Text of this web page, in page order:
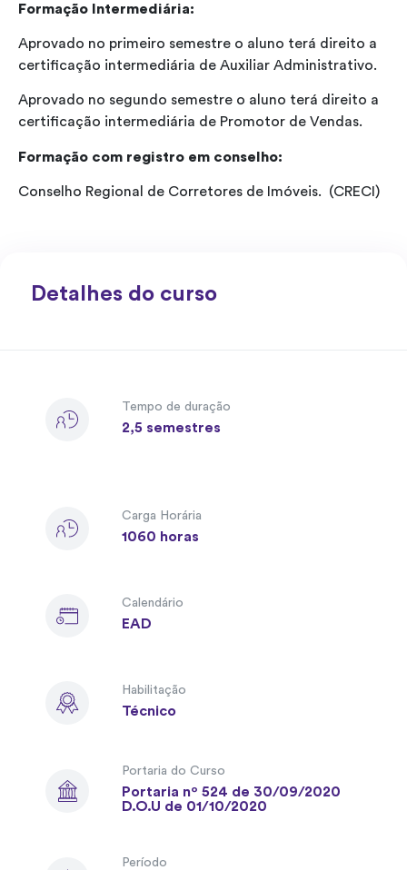
Formação Intermediária:
Aprovado no primeiro semestre o aluno terá direito a
certificação intermediária de Auxiliar Administrativo.
Aprovado no segundo semestre o aluno terá direito a
certificação intermediária de Promotor de Vendas.
Formação com registro em conselho:
Conselho Regional de Corretores de Imóveis. (CRECI)
Detalhes do curso
Tempo de duração
2,5 semestres
Carga Horária
1060 horas
Calendário
EAD
Habilitação
Técnico
Portaria do Curso
Portaria nº 524 de 30/09/2020
D.O.U de 01/10/2020
Período